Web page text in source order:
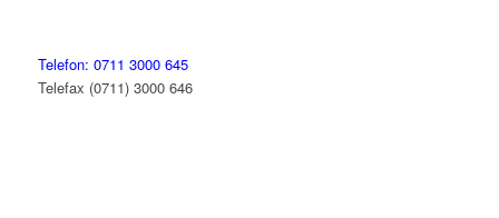
Telefon: 0711 3000 645
Telefax (0711) 3000 646